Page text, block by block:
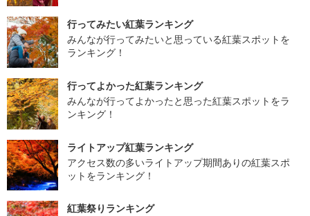
行ってみたい紅葉ランキング
みんなが行ってみたいと思っている紅葉スポットを
ランキング！
行ってよかった紅葉ランキング
みんなが行ってよかったと思った紅葉スポットをラ
ンキング！
ライトアップ紅葉ランキング
アクセス数の多いライトアップ期間ありの紅葉スポ
ットをランキング！
紅葉祭りランキング